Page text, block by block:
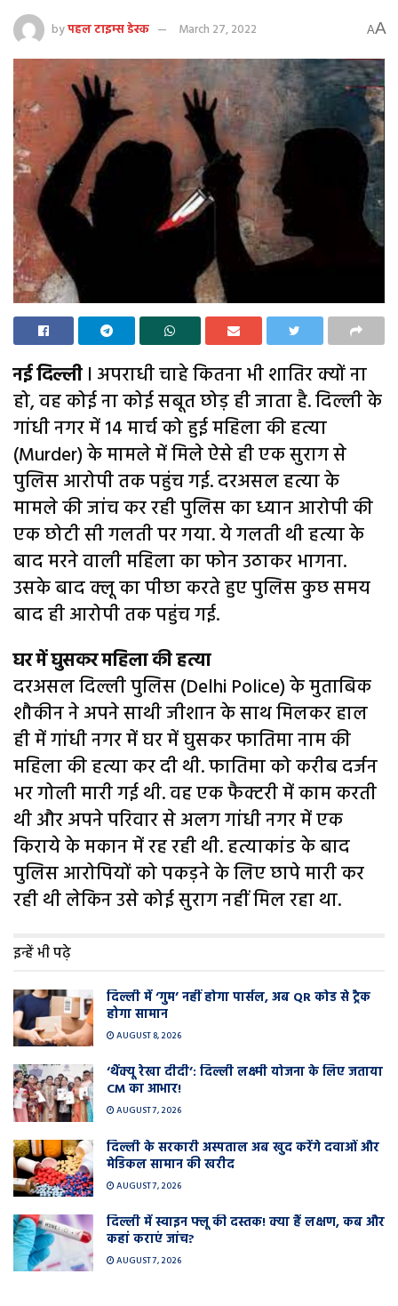
byपहल टाइम्स डेस्क March 27, 2022 AA
नई दिल्ली l अपराधी चाहे कितना भी शातिर क्यों ना
हो, वह कोई ना कोई सबूत छोड़ ही जाता है. दिल्ली के
गांधी नगर में 14 मार्च को हुई महिला की हत्या
(Murder) के मामले में मिले ऐसे ही एक सुराग से
पुलिस आरोपी तक पहुंच गई. दरअसल हत्या के
मामले की जांच कर रही पुलिस का ध्यान आरोपी की
एक छोटी सी गलती पर गया. ये गलती थी हत्या के
बाद मरने वाली महिला का फोन उठाकर भागना.
उसके बाद क्लू का पीछा करते हुए पुलिस कुछ समय
बाद ही आरोपी तक पहुंच गई.
घर में घुसकर महिला की हत्या
दरअसल दिल्ली पुलिस (Delhi Police) के मुताबिक
शौकीन ने अपने साथी जीशान के साथ मिलकर हाल
ही में गांधी नगर में घर में घुसकर फातिमा नाम की
महिला की हत्या कर दी थी. फातिमा को करीब दर्जन
भर गोली मारी गई थी. वह एक फैक्टरी में काम करती
थी और अपने परिवार से अलग गांधी नगर में एक
किराये के मकान में रह रही थी. हत्याकांड के बाद
पुलिस आरोपियों को पकड़ने के लिए छापे मारी कर
रही थी लेकिन उसे कोई सुराग नहीं मिल रहा था.
इन्हें भी पढ़े
दिल्ली में ‘गुम’ नहीं होगा पार्सल, अब QR कोड से ट्रैक
होगा सामान
AUGUST 8, 2026
‘थैंक्यू रेखा दीदी’: दिल्ली लक्ष्मी योजना के लिए जताया
CM का आभार!
AUGUST 7, 2026
दिल्ली के सरकारी अस्पताल अब खुद करेंगे दवाओं और
मेडिकल सामान की खरीद
AUGUST 7, 2026
दिल्ली में स्वाइन फ्लू की दस्तक! क्या हैं लक्षण, कब और
कहां कराएं जांच?
AUGUST 7, 2026